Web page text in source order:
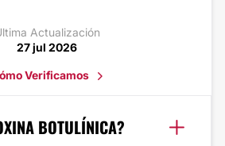
Actualización
27 jul 2026
Verificamos
BOTULÍNICA?